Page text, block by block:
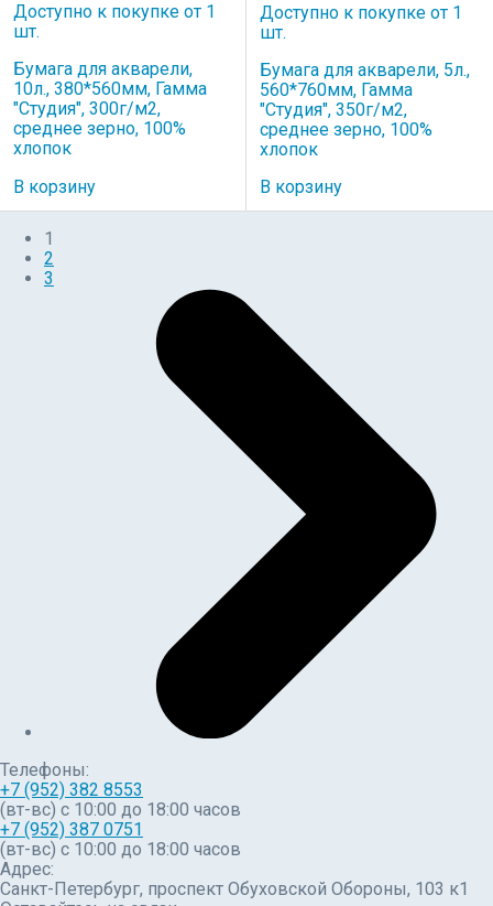
Доступно к покупке от 1
шт.
Бумага для акварели,
10л., 380*560мм, Гамма
"Студия", 300г/м2,
среднее зерно, 100%
хлопок
В корзину
Доступно к покупке от 1
шт.
Бумага для акварели, 5л.,
560*760мм, Гамма
"Студия", 350г/м2,
среднее зерно, 100%
хлопок
В корзину
1
2
3
Телефоны:
+7 (952) 382 8553
(вт-вс) c 10:00 до 18:00 часов
+7 (952) 387 0751
(вт-вс) с 10:00 до 18:00 часов
Адрес:
Санкт-Петербург, проспект Обуховской Обороны, 103 к1